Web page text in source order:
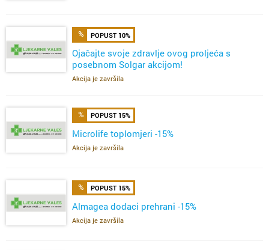
POPUST 10%
Ojačajte svoje zdravlje ovog proljeća s
posebnom Solgar akcijom!
Akcija je završila
POPUST 15%
Microlife toplomjeri -15%
Akcija je završila
POPUST 15%
Almagea dodaci prehrani -15%
Akcija je završila